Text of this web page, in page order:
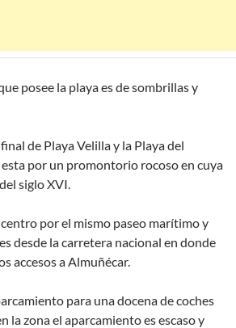
posee la playa es de sombrillas y
de Playa Velilla y la Playa del
esta por un promontorio rocoso en cuya
siglo XVI.
centro por el mismo paseo marítimo y
desde la carretera nacional en donde
accesos a Almuñécar.
para una docena de coches
la zona el aparcamiento es escaso y